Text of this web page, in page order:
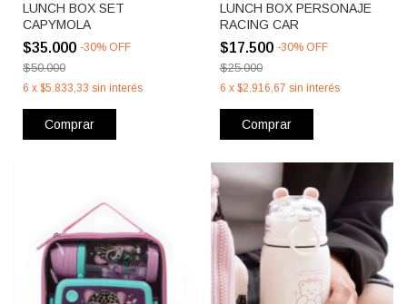
LUNCH BOX SET
CAPYMOLA
$35.000 -30% OFF
$50.000
6 x $5.833,33 sin interés
Comprar
LUNCH BOX PERSONAJE
RACING CAR
$17.500 -30% OFF
$25.000
6 x $2.916,67 sin interés
Comprar